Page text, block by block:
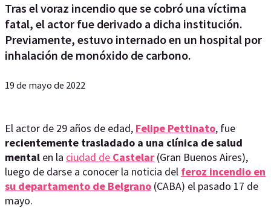
Tras el voraz incendio que se cobró una víctima
fatal, el actor fue derivado a dicha institución.
Previamente, estuvo internado en un hospital por
inhalación de monóxido de carbono.
19 de mayo de 2022
El actor de 29 años de edad, Felipe Pettinato, fue
recientemente trasladado a una clínica de salud
mental en la ciudad de Castelar (Gran Buenos Aires),
luego de darse a conocer la noticia del feroz incendio en
su departamento de Belgrano (CABA) el pasado 17 de
mayo.